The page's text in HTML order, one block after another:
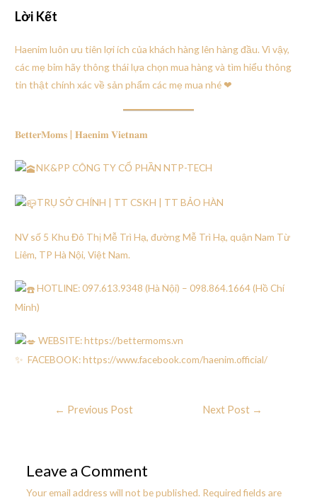
Lời Kết
Haenim luôn ưu tiên lợi ích của khách hàng lên hàng đầu. Vì vậy,
các mẹ bỉm hãy thông thái lựa chọn mua hàng và tìm hiểu thông
tin thật chính xác về sản phẩm các mẹ mua nhé ❤
𝐁𝐞𝐭𝐭𝐞𝐫𝐌𝐨𝐦𝐬 | 𝐇𝐚𝐞𝐧𝐢𝐦 𝐕𝐢𝐞𝐭𝐧𝐚𝐦
NK&PP CÔNG TY CỔ PHẦN NTP-TECH
TRỤ SỞ CHÍNH | TT CSKH | TT BẢO HÀN
NV số 5 Khu Đô Thị Mễ Trì Hạ, đường Mễ Trì Hạ, quận Nam Từ
Liêm, TP Hà Nội, Việt Nam.
HOTLINE: 097.613.9348 (Hà Nội) – 098.864.1664 (Hồ Chí
Minh)
WEBSITE:https://bettermoms.vn
✨ FACEBOOK:https://www.facebook.com/haenim.official/
← Previous Post Next Post →
Leave a Comment
Your email address will not be published. Required fields are